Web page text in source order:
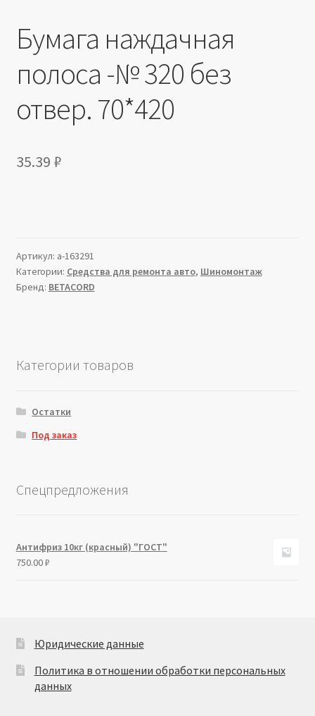
Бумага наждачная
полоса -№ 320 без
отвер. 70*420
35.39 ₽
Артикул: a-163291
Категории: Средства для ремонта авто, Шиномонтаж
Бренд: BETACORD
Категории товаров
Остатки
Под заказ
Спецпредложения
Антифриз 10кг (красный) "ГОСТ"
750.00₽
Юридические данные
Политика в отношении обработки персональных
данных